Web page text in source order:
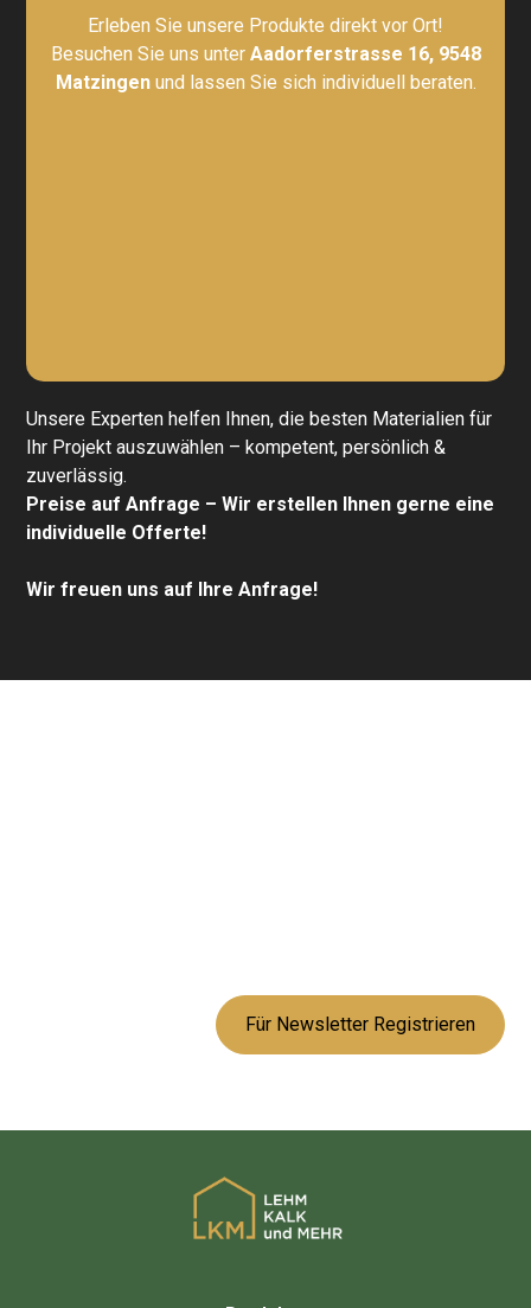
Erleben Sie unsere Produkte direkt vor Ort!
Besuchen Sie uns unter Aadorferstrasse 16, 9548
Matzingenund lassen Sie sich individuell beraten.
Unsere Experten helfen Ihnen, die besten Materialien für
Ihr Projekt auszuwählen – kompetent, persönlich &
zuverlässig.
Preise auf Anfrage – Wir erstellen Ihnen gerne eine
individuelle Offerte!
Wir freuen uns auf Ihre Anfrage!
Für Newsletter Registrieren